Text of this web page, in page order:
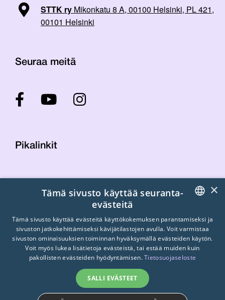
STTK ry Mikonkatu 8 A, 00100 Helsinki, PL 421,
00101 Helsinki
Seuraa meitä
Pikalinkit
Laskutustiedot
Tietosuojaseloste
Turvallisemman tilan periaatteet
FINNISH
SWEDISH
×
Tämä sivusto käyttää seuranta-
evästeitä
Tämä sivusto käyttää evästeitä käyttökokemuksen parantamiseksi ja
sivuston jatkokehittämiseksi kävijätilastojen avulla. Voit varmistaa
sivuston ominaisuuksien toiminnan hyväksymällä evästeiden käytön.
Voit myös lukea lisätietoja evästeistä, tai estää muiden kuin
pakollisten evästeiden hyödyntämisen.Tietosuojaseloste
SALLI EVÄSTEET